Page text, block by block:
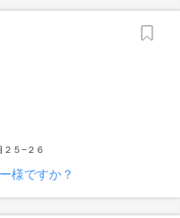
２５−２６
様ですか？